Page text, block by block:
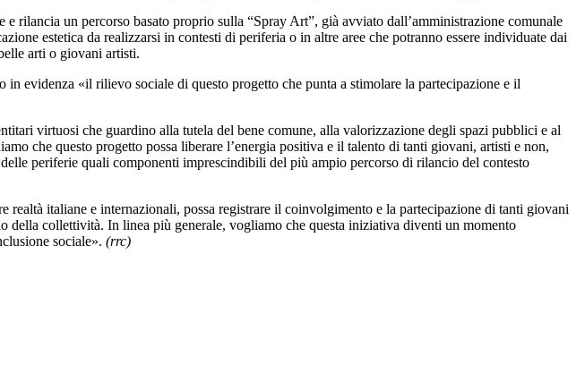
e rilancia un percorso basato proprio sulla “Spray Art”, già avviato dall’amministrazione comunale
estetica da realizzarsi in contesti di periferia o in altre aree che potranno essere individuate dai
arti o giovani artisti.
evidenza «il rilievo sociale di questo progetto che punta a stimolare la partecipazione e il
virtuosi che guardino alla tutela del bene comune, alla valorizzazione degli spazi pubblici e al
che questo progetto possa liberare l’energia positiva e il talento di tanti giovani, artisti e non,
periferie quali componenti imprescindibili del più ampio percorso di rilancio del contesto
italiane e internazionali, possa registrare il coinvolgimento e la partecipazione di tanti giovani
della collettività. In linea più generale, vogliamo che questa iniziativa diventi un momento
sociale». (rrc)